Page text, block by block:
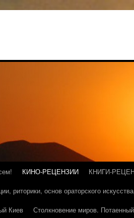
КИНО-РЕЦЕНЗИИ КНИГИ-
риторики, основ ораторского
Киев
Столкновение миров.